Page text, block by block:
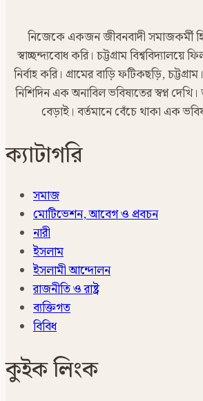
নিজেকে একজন জীবনবাদী সমাজকর্মী
স্বাচ্ছন্দ্যবোধ করি। চট্টগ্রাম
নির্বাহ করি। গ্রামের বাড়ি ফটিকছড়ি,
নিশিদিন এক অনাবিল ভবিষ্যতের স্বপ্ন দেখি।
বেড়াই। বর্তমানে বেঁচে থাকা এক
ক্যাটাগরি
সমাজ
মোটিভেশন, আবেগ ও প্রবচন
নারী
ইসলাম
ইসলামী আন্দোলন
রাজনীতি ও রাষ্ট্র
ব্যক্তিগত
বিবিধ
কুইক লিংক